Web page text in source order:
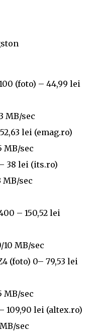
(foto) – 44,99 lei
MB/sec
lei (emag.ro)
MB/sec
38 lei (its.ro)
sec
– 150,52 lei
MB/sec
(foto) 0– 79,53 lei
MB/sec
109,90 lei (altex.ro)
sec